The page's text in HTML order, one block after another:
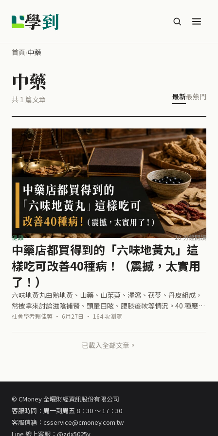
學到
首頁›中藥
中藥
共 1 篇文章 最新最熱門
健康 10 分鐘閱讀
中藥店都買得到的「六味地黃丸」這
樣吃可改善40種病！（震撼，太實用
了！）
六味地黃丸由熟地黃、山藥、山茱萸、澤瀉、茯苓、丹皮組成，
常被拿來討論滋陰補腎、頭暈目眩、腰膝痠軟等情況。40 種應用
清單的價值，在於整理症狀、用量和觀察結果；真正使用前，仍
社會學者賴佳蓉 · 6月27日 · 164 次瀏覽
已載入全部文章。
© CMoney 全曜財經資訊股份有限公司
客服時間：周一到周五 8：30 ～ 17：30
客服信箱：csservice@cmoney.com.tw
Line 線上客服：@zdx5025y